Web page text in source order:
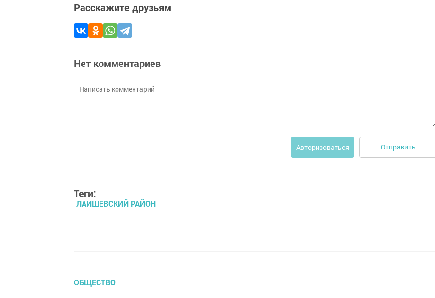
Расскажите друзьям
Нет комментариев
Авторизоваться Отправить
Теги:
ЛАИШЕВСКИЙ РАЙОН
ОБЩЕСТВО